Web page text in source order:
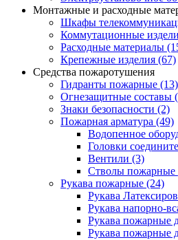
Монтажные и расходные
Шкафы
Коммутационные
Расходные материалы
Крепежные изделия (67)
Средства пожаротушения
Гидранты пожарные (13)
Огнезащитные составы
Знаки безопасности (2)
Пожарная арматура (49)
Водопенное
Головки
Вентили (3)
Стволы пожарные
Рукава пожарные (24)
Рукава
Рукава напорно-
Рукава пожарные
Рукава пожарные